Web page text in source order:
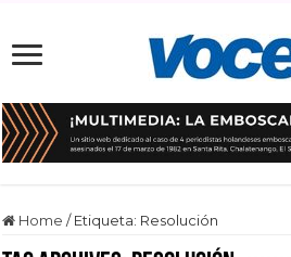
Home / Etiqueta: Resolución